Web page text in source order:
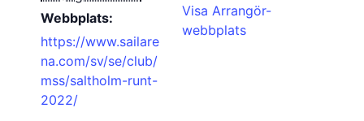
Webbplats:
https://www.sailare
na.com/sv/se/club/
mss/saltholm-runt-
2022/
Visa Arrangör-
webbplats